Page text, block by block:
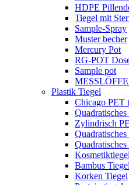
HDPE
Tiegel mit
Sample-Spray
Muster becher
Mercury Pot
RG-POT
Sample pot
Plastik Tiegel
Chicago PET
Quadratisches
Zylindrisch
Kosmetiktiegel
Bambus Tiegel
Korken Tiegel